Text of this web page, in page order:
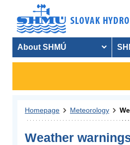
About SHMÚ
Homepage Meteorology
Weather